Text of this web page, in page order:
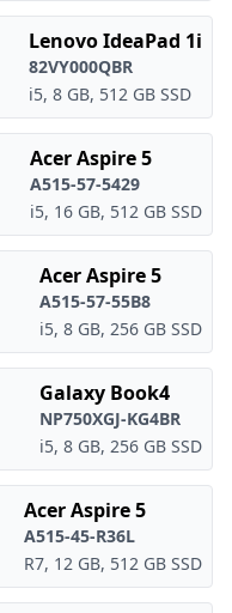
Lenovo IdeaPad 1i
82VY000QBR
i5, 8 GB, 512 GB SSD
Acer Aspire 5
A515-57-5429
i5, 16 GB, 512 GB SSD
Acer Aspire 5
A515-57-55B8
i5, 8 GB, 256 GB SSD
Galaxy Book4
NP750XGJ-KG4BR
i5, 8 GB, 256 GB SSD
Acer Aspire 5
A515-45-R36L
R7, 12 GB, 512 GB SSD